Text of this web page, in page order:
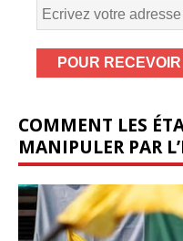
COMMENT LES
MANIPULER PAR